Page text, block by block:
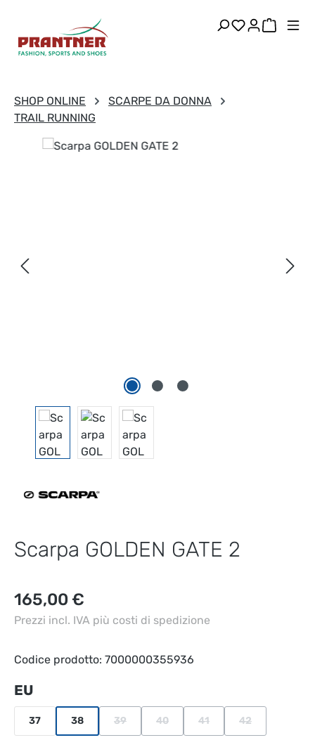
Passa al contenuto principale
Hai 0Il
SHOP ONLINE
SCARPE DA DONNA
TRAIL RUNNING
Salta la galleria di immagini
Scarpa GOLDEN GATE 2
Prezzo normale:
165,00 €
Prezzi incl. IVA più costi di spedizione
Codice prodotto: 7000000355936
Seleziona
EU
37 38 39 40 41 42